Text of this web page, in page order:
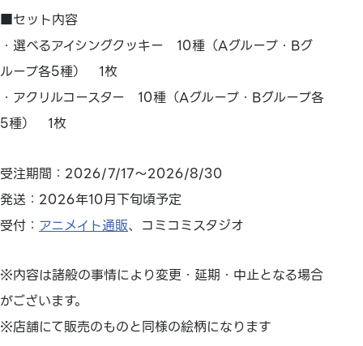
■セット内容
・選べるアイシングクッキー 10種（Aグループ・Bグ
ループ各5種） 1枚
・アクリルコースター 10種（Aグループ・Bグループ各
5種） 1枚
受注期間：2026/7/17～2026/8/30
発送：2026年10月下旬頃予定
受付： アニメイト通販、コミコミスタジオ
※内容は諸般の事情により変更・延期・中止となる場合
がございます。
※店舗にて販売のものと同様の絵柄になります